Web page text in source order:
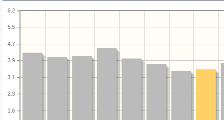
1.6
2.3
3.1
3.9
4.7
5.5
6.2